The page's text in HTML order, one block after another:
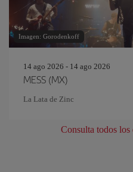
Imagen: Gorodenkoff
14 ago 2026 - 14 ago 2026
MESS (MX)
La Lata de Zinc
Consulta todos